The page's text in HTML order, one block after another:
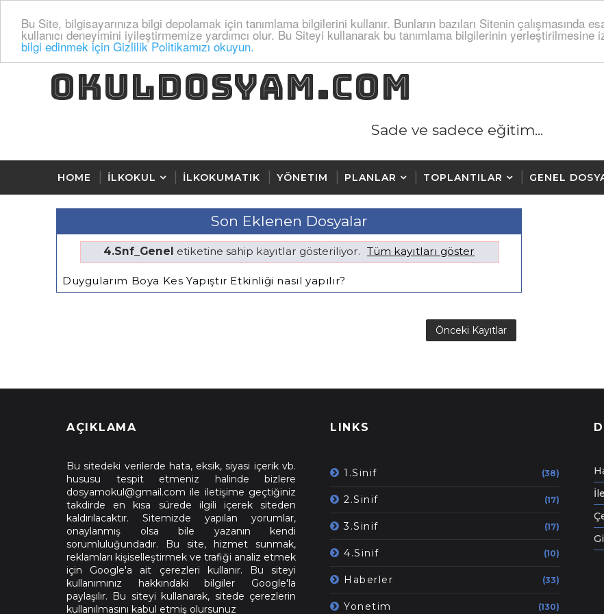
Bu Site, bilgisayarınıza bilgi depolamak için tanımlama bilgilerini kullanır. Bunların bazıları Sitenin çalışmasında
kullanıcı deneyimini iyileştirmemize yardımcı olur. Bu Siteyi kullanarak bu tanımlama bilgilerinin yerleştirilmesine
bilgi edinmek için Gizlilik Politikamızı okuyun.
OKULDOSYAM.COM
Sade ve sadece eğitim...
HOME İLKOKUL İLKOKUMATIK YÖNETIM PLANLAR TOPLANTILAR GENEL
Son Eklenen Dosyalar
4.Snf_Genel etiketine sahip kayıtlar gösteriliyor. Tüm kayıtları göster
Duygularım Boya Kes Yapıştır Etkinliği nasıl yapılır?
Önceki Kayıtlar
AÇIKLAMA
Bu sitedeki verilerde hata, eksik, siyasi içerik vb.
hususu tespit etmeniz halinde bizlere
dosyamokul@gmail.com ile iletişime geçtiğiniz
takdirde en kısa sürede ilgili içerek siteden
kaldırılacaktır. Sitemizde yapılan yorumlar,
onaylanmış olsa bile yazanın kendi
sorumluluğundadır. Bu site, hizmet sunmak,
reklamları kişiselleştirmek ve trafiği analiz etmek
için Google'a ait çerezleri kullanır. Bu siteyi
kullanımınız hakkındaki bilgiler Google'la
paylaşılır. Bu siteyi kullanarak, sitede çerezlerin
kullanılmasını kabul etmiş olursunuz
LINKS
1.Sinif (38)
2.Sinif (17)
3.Sinif (17)
4.Sinif (10)
Haberler (33)
Yonetim (130)